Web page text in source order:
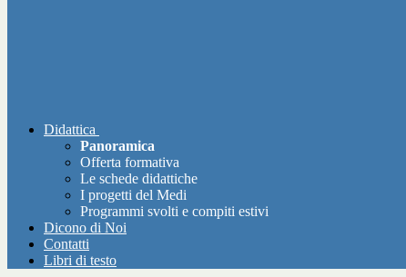
Didattica
Panoramica
Offerta formativa
Le schede didattiche
I progetti del Medi
Programmi svolti e compiti estivi
Dicono di Noi
Contatti
Libri di testo